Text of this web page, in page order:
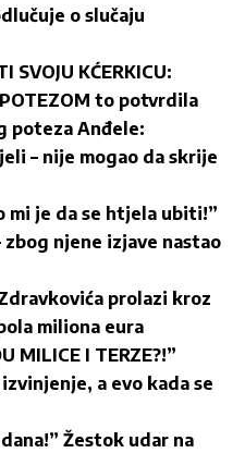
o slučaju
SVOJU KĆERKICU:
to potvrdila
poteza Anđele:
– nije mogao da skrije
mi je da se htjela ubiti!”
zbog njene izjave nastao
prolazi kroz
miliona eura
MILICE I TERZE?!”
izvinjenje, a evo kada se
Žestok udar na